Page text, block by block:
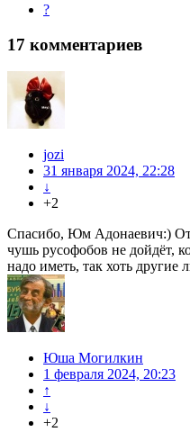
?
17 комментариев
jozi
31 января 2024, 22:28
↓
+2
Спасибо, Юм Адонаевич:)
чушь русофобов не дойдёт,
надо иметь, так хоть другие
Юша Могилкин
1 февраля 2024, 20:23
↑
↓
+2